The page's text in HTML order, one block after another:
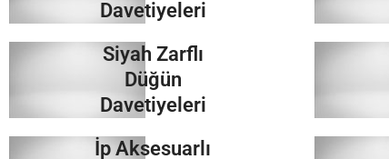
Davetiyeleri
İncele
Siyah Zarflı
Düğün
Davetiyeleri
İncele
İp Aksesuarlı